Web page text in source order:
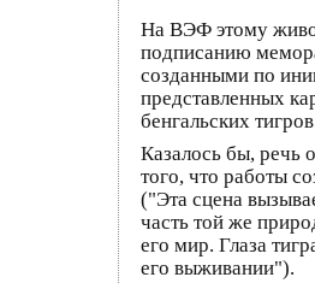
На ВЭФ этому
подписанию
созданными по
представленных
бенгальских
Казалось бы, речь
того, что работы
("Эта сцена
часть той же
его мир. Глаза
его выживании").